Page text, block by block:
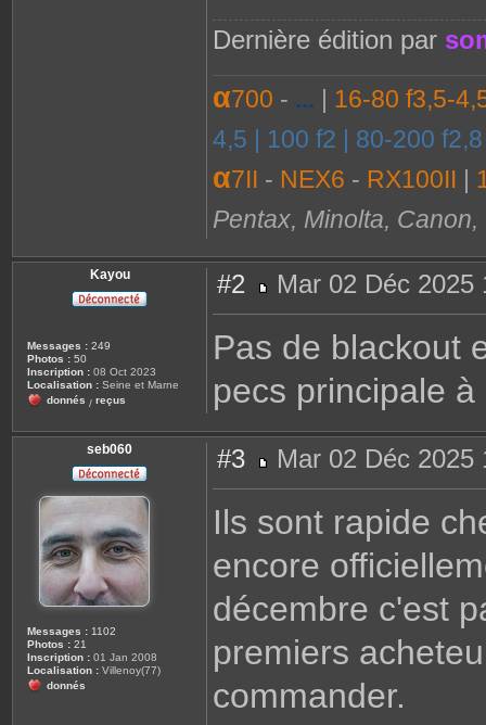
Dernière édition par
α700 - ... | 16-80 f3,5-
4,5 | 100 f2 | 80-200
α7II - NEX6 - RX100II |
Pentax, Minolta, Canon,
Kayou
Messages : 249
Photos : 50
Inscription : 08 Oct 2023
Localisation : Seine et Marne
donnés / reçus
#2
e
a
Mar 02 Déc 2025
Pas de blackout
pecs principale
seb060
Messages : 1102
Photos : 21
Inscription : 01 Jan 2008
Localisation : Villenoy(77)
donnés
#3
e
a
Mar 02 Déc 2025
Ils sont rapide
encore
décembre c'est
premiers
commander.